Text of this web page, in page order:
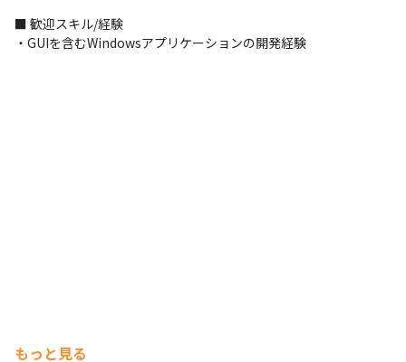
■ 歓迎スキル/経験
・GUIを含むWindowsアプリケーションの開発経験
もっと見る